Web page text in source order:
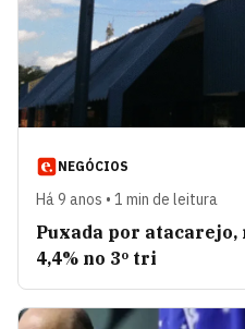
NEGÓCIOS
Há 9 anos • 1 min de leitura
Puxada por atacarejo,
4,4% no 3º tri